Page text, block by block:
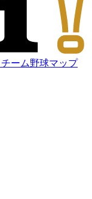
チーム野球マップ